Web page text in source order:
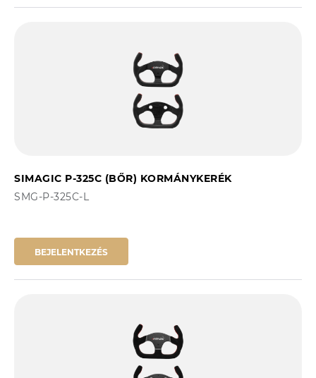
SIMAGIC P-325C (BŐR) KORMÁNYKERÉK
SMG-P-325C-L
BEJELENTKEZÉS